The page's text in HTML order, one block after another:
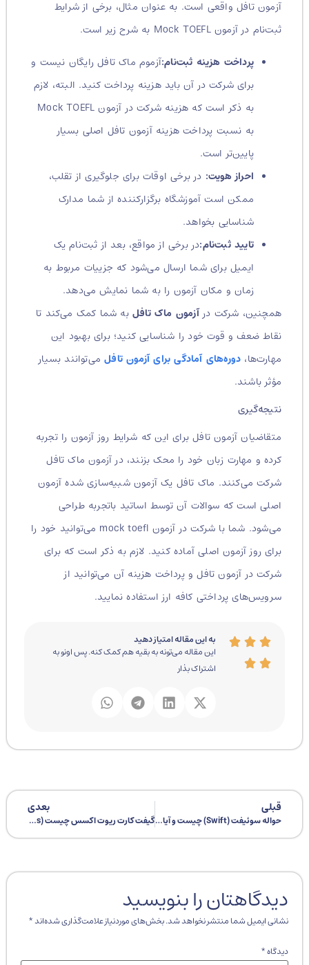
آزمون تافل واقعی است. به عنوان مثال، برخی از شرایط
ثبت‌نام در آزمون Mock TOEFL به شرح زیر است.
پرداخت هزینه ثبت‌نام:آزموم ماک تافل رایگان نیست و
برای شرکت در آن باید هزینه پرداخت کنید. البته، لازم
به ذکر است که هزینه شرکت در آزمون Mock TOEFL
به نسبت پرداخت هزینه آزمون تافل اصلی بسیار
پایین‌تر است.
احراز هویت:در برخی اوقات برای جلوگیری از تقلب،
ممکن است آموزشگاه برگزارکننده از شما مدارک
شناسایی بخواهد.
تایید ثبت‌نام:در برخی از مواقع، بعد از ثبت‌نام یک
ایمیل برای شما ارسال می‌شود که جزییات مربوط به
زمان و مکان آزمون را به شما نمایش می‌دهد.
همچنین، شرکت درآزمون ماک تافل به شما کمک می‌کند تا
نقاط ضعف و قوت خود را شناسایی کنید؛ برای بهبود این
مهارت‌ها،دوره‌های آمادگی برای آزمون تافل می‌توانند بسیار
مؤثر باشند.
نتیجه‌گیری
متقاضیان آزمون تافل برای این که شرایط روز آزمون را تجربه
کرده و مهارت‌ زبان خود را محک بزنند، در آزمون ماک تافل
شرکت می‌کنند. ماک تافل یک آزمون شبیه‌سازی شده آزمون
اصلی است که سوالات آن توسط اساتید باتجربه طراحی
می‌شود. شما با شرکت در آزمون mock toefl می‌توانید خود را
برای روز آزمون اصلی آماده کنید. لازم به ذکر است که برای
شرکت در آزمون تافل و پرداخت هزینه آن می‌توانید از
سرویس‌های پرداختی کافه ارز استفاده نمایید.
به این مقاله امتیاز دهید
این مقاله می‌تونه به بقیه هم کمک کنه. پس اونو به
اشتراک بذار
حواله سوئیفت (Swift) چیست و آیا می‌توان در ایران از آن استفاده کرد؟
بعدی
گیفت کارت ریوت اکسس چیست (Riot Access)
دیدگاهتان را بنویسید
نشانی ایمیل شما منتشر نخواهد شد.بخش‌های موردنیاز علامت‌گذاری شده‌اند*
دیدگاه*